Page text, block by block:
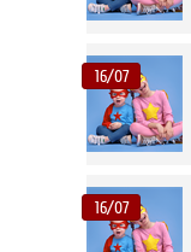
16/07
16/07